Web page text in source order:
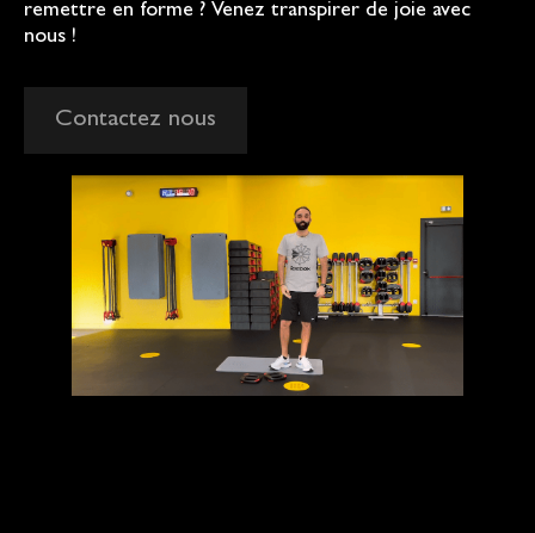
remettre en forme ? Venez transpirer de joie avec
nous !
Contactez nous